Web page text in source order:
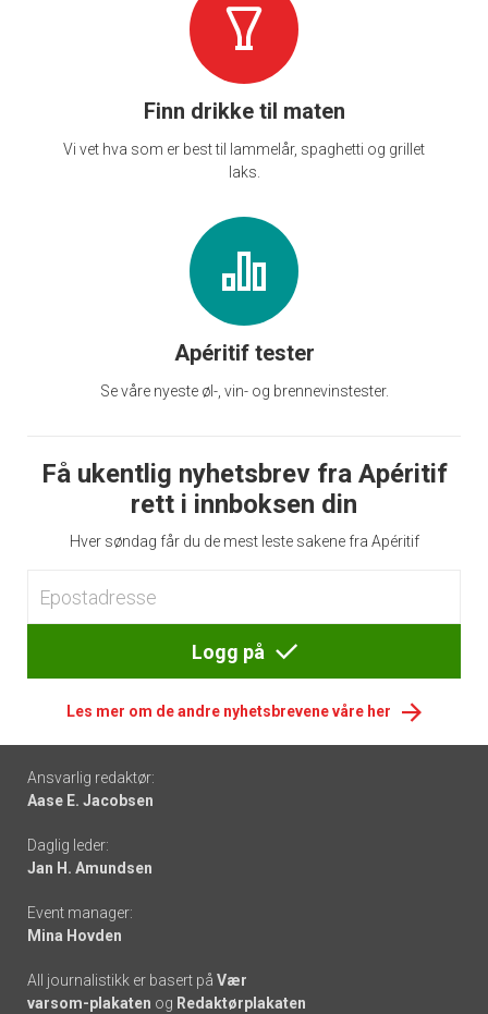
Finn drikke til maten
Vi vet hva som er best til lammelår, spaghetti og grillet
laks.
Apéritif tester
Se våre nyeste øl-, vin- og brennevinstester.
Få ukentlig nyhetsbrev fra Apéritif
rett i innboksen din
Hver søndag får du de mest leste sakene fra Apéritif
Logg på
Les mer om de andre nyhetsbrevene våre her
Footer
-
links
Ansvarlig redaktør:
Aase E. Jacobsen
Daglig leder:
Jan H. Amundsen
Event manager:
Mina Hovden
All journalistikk er basert på Vær
varsom-plakaten og Redaktørplakaten